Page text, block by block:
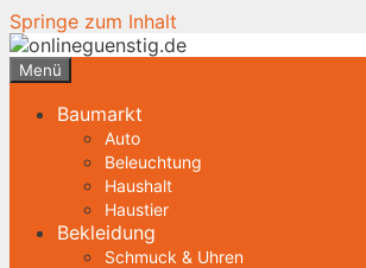
Springe zum Inhalt
Menü
Baumarkt
Auto
Beleuchtung
Haushalt
Haustier
Bekleidung
Schmuck & Uhren